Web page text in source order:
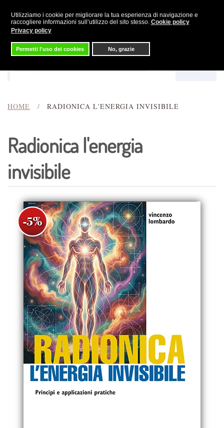
Utilizziamo i cookie per migliorare la tua esperienza di navigazione e
raccogliere informazioni sull’utilizzo del sito stesso. Cookie policy
Privacy policy
Permetti l'uso dei cookies No, grazie
Skip to main content
HOME RADIONICA L'ENERGIA INVISIBILE
Radionica l'energia
invisibile